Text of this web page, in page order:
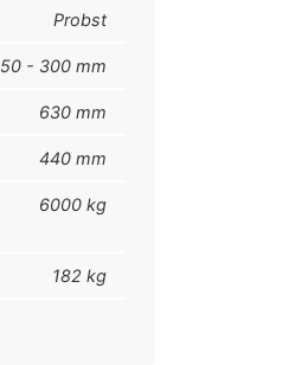
Probst
50 - 300 mm
630 mm
440 mm
6000 kg
182 kg